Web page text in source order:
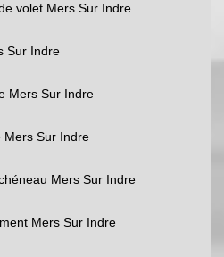
volet Mers Sur Indre
Sur Indre
Mers Sur Indre
Mers Sur Indre
Mers Sur Indre
Mers Sur Indre